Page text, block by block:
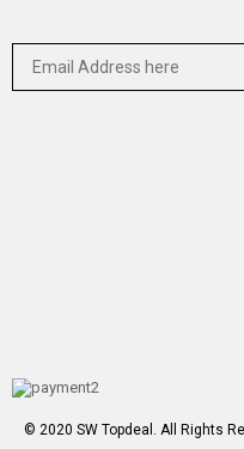
© 2020 SW Topdeal. All Rights